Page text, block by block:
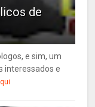
de
e sim, um
interessados e